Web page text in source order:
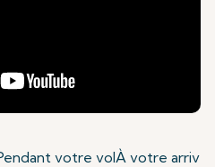
votre volÀ votre